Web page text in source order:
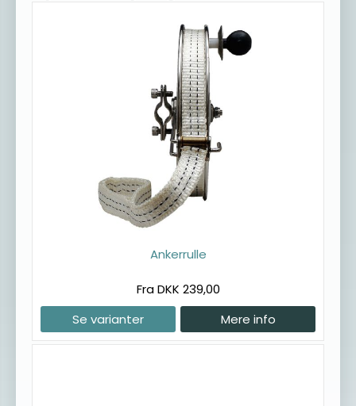
Ankerrulle
Fra DKK 239,00
Se varianter
Mere info